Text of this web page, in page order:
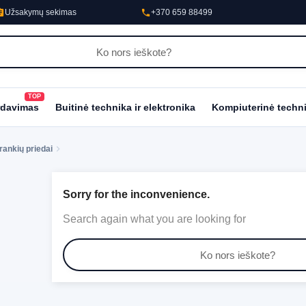
Užsakymų sekimas phone+370 659 88499
TOP
Buitinė technika ir elektronika Kompiuterinė
priedai
Sorry for the inconvenience.
Search again what you are looking for